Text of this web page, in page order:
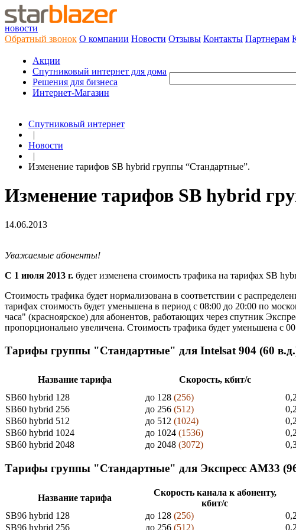
новости
Обратный звонок О компании Новости Отзывы Контакты Партнерам
Акции
Cпутниковый интернет для дома
Решения для бизнеса
Интернет-Магазин
Спутниковый интернет
|
Новости
|
Изменение тарифов SB hybrid группы “Стандартные”.
Изменение тарифов SB hybrid
14.06.2013
Уважаемые абоненты!
С 1 июля 2013 г. будет изменена стоимость трафика на тарифах SB
Стоимость трафика будет нормализована в соответствии с
тарифах стоимость будет уменьшена в период с 08:00 до 20:00 по
часа" (красноярское) для абонентов, работающих через спутник
пропорционально увеличена. Стоимость трафика будет уменьшена с
Тарифы группы "Стандартные" для Intelsat 904 (60
Название тарифа Скорость, кбит/c
SB60 hybrid 128
до 128 (256)
SB60 hybrid 256
до 256 (512)
SB60 hybrid 512
до 512 (1024)
SB60 hybrid 1024
до 1024 (1536)
SB60 hybrid 2048
до 2048 (3072)
Тарифы группы "Стандартные" для Экспресс АМ33
Название тарифа
Скорость канала к абоненту,
кбит/c
SB96 hybrid 128
до 128 (256)
SB96 hybrid 256
до 256 (512)